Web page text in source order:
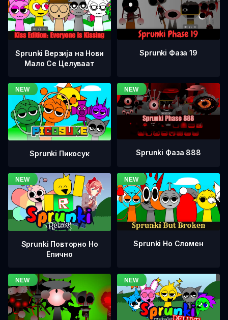
Sprunki Верзија на Нови
Мало Се Целуваат
Sprunki Фаза 19
Sprunki Пикосук Sprunki Фаза 888
Sprunki Повторно Но
Епично
Sprunki Но Сломен